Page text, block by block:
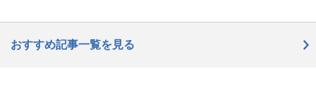
おすすめ記事一覧を見る